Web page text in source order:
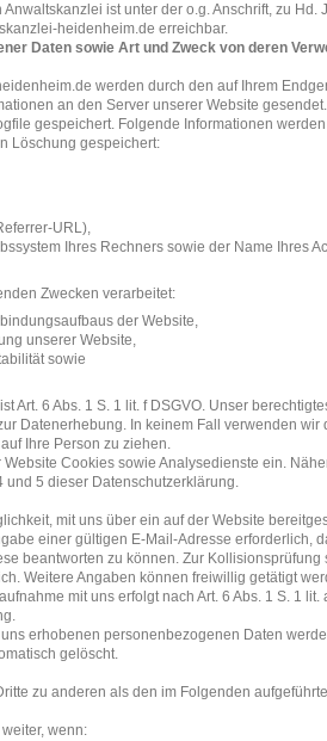
ist unter der o.g. Anschrift, zu Hd.
heidenheim.de erreichbar.
Daten sowie Art und Zweck von deren
werden durch den auf Ihrem
an den Server unserer Website
gespeichert. Folgende Informationen
Löschung gespeichert:
URL),
Ihres Rechners sowie der Name Ihres
Zwecken verarbeitet:
der Website,
unserer Website,
sowie
Art. 6 Abs. 1 S. 1 lit. f DSGVO. Unser
Datenerhebung. In keinem Fall verwenden wir
Ihre Person zu ziehen.
Cookies sowie Analysedienste ein.
und 5 dieser Datenschutzerklärung.
mit uns über ein auf der Website
einer gültigen E-Mail-Adresse erforderlich,
beantworten zu können. Zur Kollisionsprüfung
Weitere Angaben können freiwillig getätigt
mit uns erfolgt nach Art. 6 Abs. 1 S. 1 lit.
erhobenen personenbezogenen Daten
gelöscht.
zu anderen als den im Folgenden
wenn: